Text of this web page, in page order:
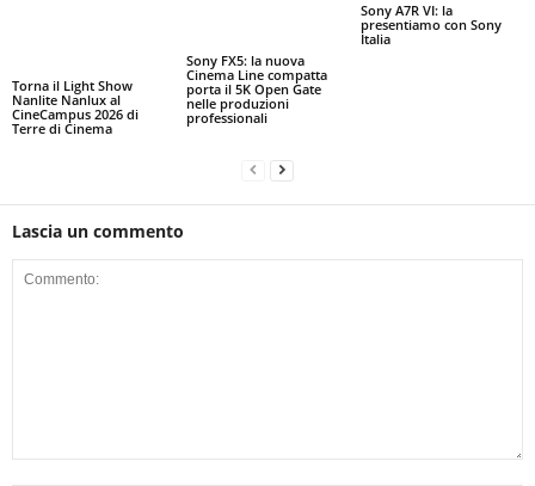
Torna il Light Show
Nanlite Nanlux al
CineCampus 2026 di
Terre di Cinema
Sony FX5: la nuova
Cinema Line compatta
porta il 5K Open Gate
nelle produzioni
professionali
Sony A7R VI: la
presentiamo con Sony
Italia
Lascia un commento